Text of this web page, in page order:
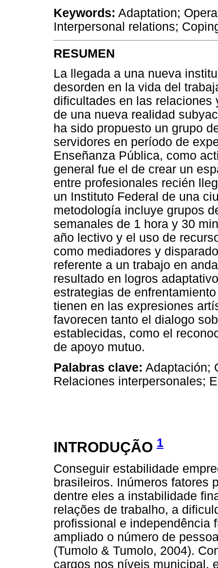
Keywords: Adaptation;
Interpersonal relations;
RESUMEN
La llegada a una nueva
desorden en la vida del
dificultades en las relaciones
de una nueva realidad
ha sido propuesto un grupo
servidores en período de
Enseñanza Pública, como
general fue el de crear un
entre profesionales recién
un Instituto Federal de una
metodología incluye grupos
semanales de 1 hora y 30
año lectivo y el uso de
como mediadores y
referente a un trabajo en
resultado en logros
estrategias de
tienen en las expresiones
favorecen tanto el dialogo
establecidas, como el
de apoyo mutuo.
Palabras clave: Adaptación;
Relaciones interpersonales;
INTRODUÇÃO 1
Conseguir estabilidade
brasileiros. Inúmeros fatores
dentre eles a instabilidade
relações de trabalho, a
profissional e independência
ampliado o número de
(Tumolo & Tumolo, 2004).
cargos nos níveis municipal,